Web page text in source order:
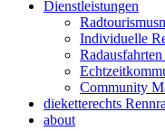
Dienstleistungen
Individuelle
Community
dieketterechts
about